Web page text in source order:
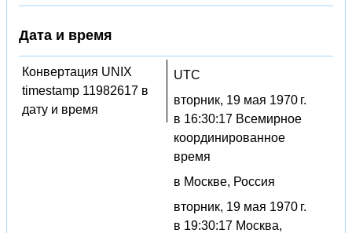
Дата и время
Конвертация UNIX
timestamp 11982617 в
дату и время
UTC
вторник, 19 мая 1970 г.
в 16:30:17 Всемирное
координированное
время
в Москве, Россия
вторник, 19 мая 1970 г.
в 19:30:17 Москва,